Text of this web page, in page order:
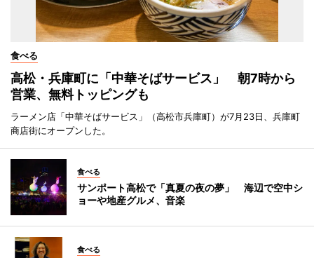
食べる
高松・兵庫町に「中華そばサービス」 朝7時から
営業、無料トッピングも
ラーメン店「中華そばサービス」（高松市兵庫町）が7月23日、兵庫町
商店街にオープンした。
食べる
サンポート高松で「真夏の夜の夢」 海辺で空中シ
ョーや地産グルメ、音楽
食べる